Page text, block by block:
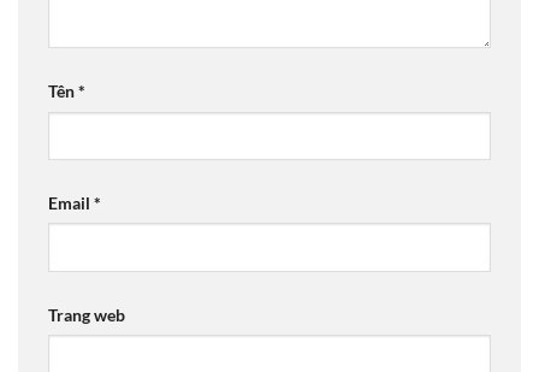
Tên*
Email *
Trang web